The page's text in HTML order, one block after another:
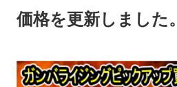
価格を更新しました。